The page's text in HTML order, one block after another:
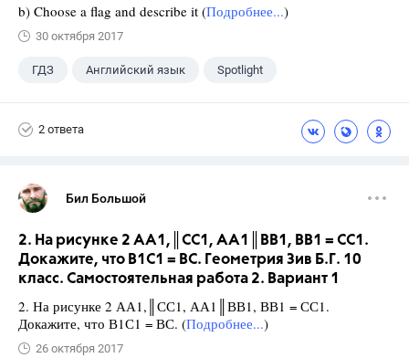
b) Choose a flag and describe it (Подробнее...)
30 октября 2017
ГДЗ Английский язык Spotlight
2 ответа
Бил Большой
2. На рисунке 2 АА1,║СС1, АА1║ВВ1, ВВ1 = СС1.
Докажите, что В1С1 = ВС. Геометрия Зив Б.Г. 10
класс. Самостоятельная работа 2. Вариант 1
2. На рисунке 2 АА1,║СС1, АА1║ВВ1, ВВ1 = СС1.
Докажите, что В1С1 = ВС. (Подробнее...)
26 октября 2017